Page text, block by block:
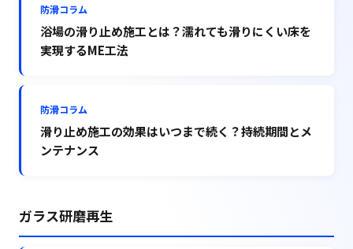
防滑コラム
浴場の滑り止め施工とは？濡れても滑りにくい床を
実現するME工法
防滑コラム
滑り止め施工の効果はいつまで続く？持続期間とメ
ンテナンス
ガラス研磨再生